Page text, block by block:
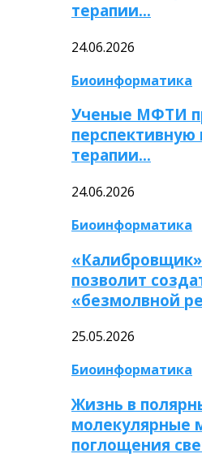
терапии…
24.06.2026
Биоинформатика
Ученые МФТИ
терапии…
24.06.2026
Биоинформатика
позволит
«безмолвной
25.05.2026
Биоинформатика
Жизнь в
молекулярные
поглощения